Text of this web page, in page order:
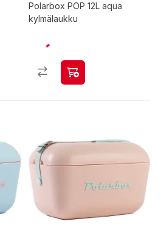
Polarbox POP 12L aqua
kylmälaukku